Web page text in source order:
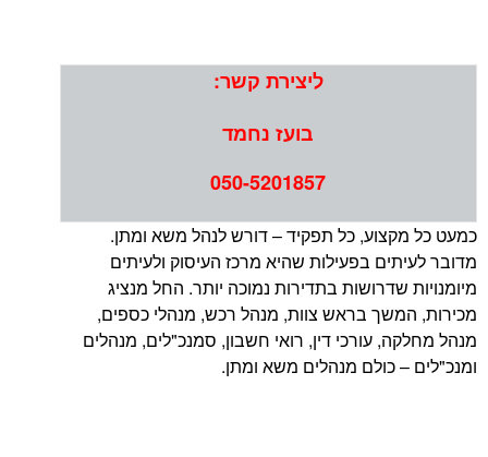
ליצירת קשר:
בועז נחמד
050-5201857
כל תפקיד – דורש לנהל משא ומתן.
בפעילות שהיא מרכז העיסוק ולעיתים
בתדירות נמוכה יותר. החל מנציג
בראש צוות, מנהל רכש, מנהלי כספים,
עורכי דין, רואי חשבון, סמנכ"לים, מנהלים
כולם מנהלים משא ומתן.